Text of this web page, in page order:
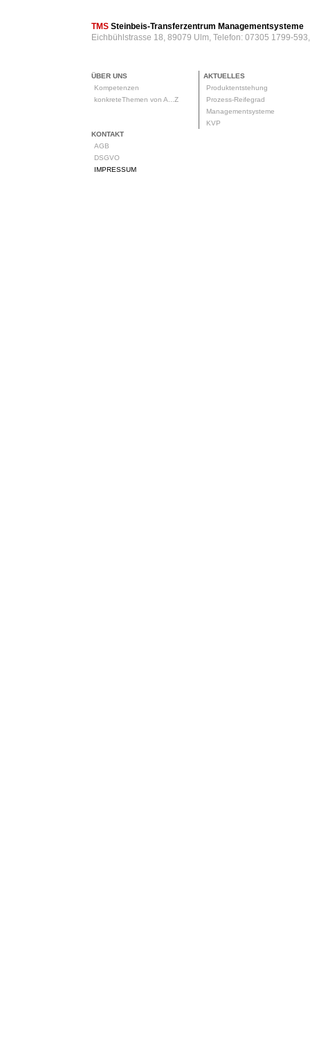
TMS Steinbeis-Transferzentrum Managementsysteme
Eichbühlstrasse 18, 89079 Ulm, Telefon: 07305 1799-
ÜBER UNS
Kompetenzen
konkreteThemen von A...Z
AKTUELLES
Produktentstehung
Prozess-Reifegrad
Managementsysteme
KVP
KONTAKT
AGB
DSGVO
IMPRESSUM